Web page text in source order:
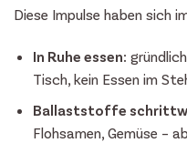
Diese Impulse haben sich
In Ruhe essen:
Tisch, kein Essen im
Ballaststoffe
Flohsamen, Gemüse –